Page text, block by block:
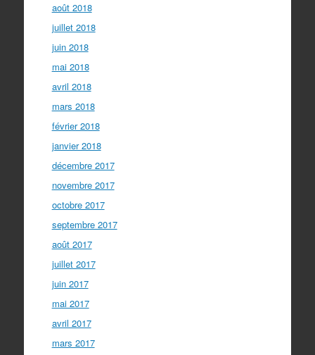
août 2018
juillet 2018
juin 2018
mai 2018
avril 2018
mars 2018
février 2018
janvier 2018
décembre 2017
novembre 2017
octobre 2017
septembre 2017
août 2017
juillet 2017
juin 2017
mai 2017
avril 2017
mars 2017